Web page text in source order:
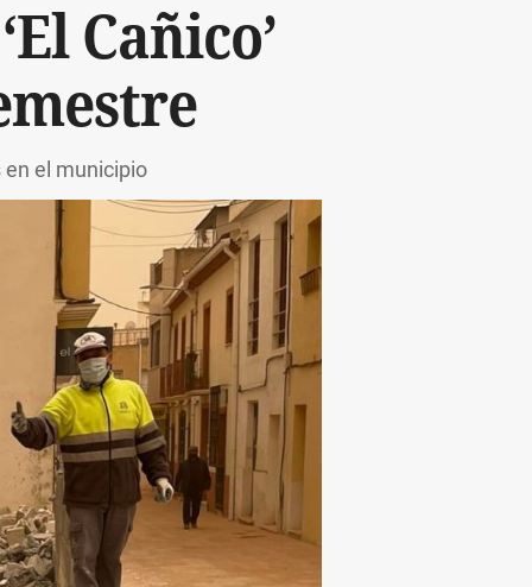
Cañico’
el municipio